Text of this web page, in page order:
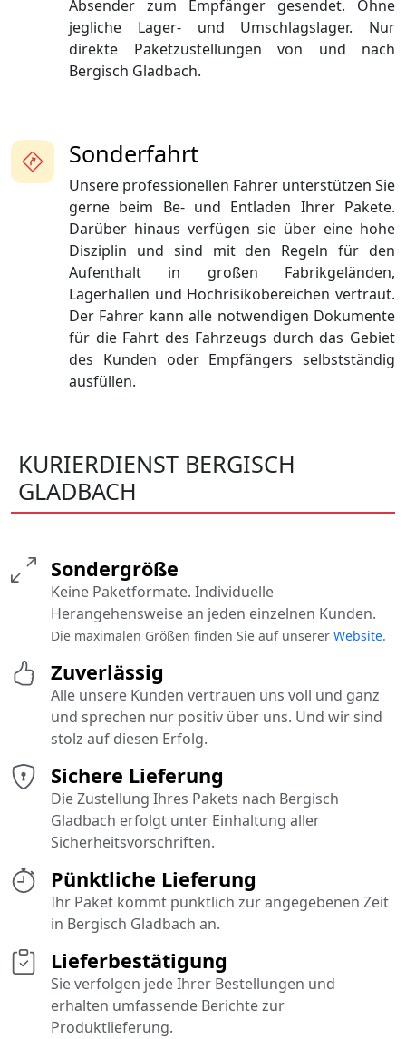
Sonderfahrt
Unsere professionellen Fahrer unterstützen Sie
gerne beim Be- und Entladen Ihrer Pakete.
Darüber hinaus verfügen sie über eine hohe
Disziplin und sind mit den Regeln für den
Aufenthalt in großen Fabrikgeländen,
Lagerhallen und Hochrisikobereichen vertraut.
Der Fahrer kann alle notwendigen Dokumente
für die Fahrt des Fahrzeugs durch das Gebiet
des Kunden oder Empfängers selbstständig
ausfüllen.
Absender zum Empfänger gesendet. Ohne
jegliche Lager- und Umschlagslager. Nur
direkte Paketzustellungen von und nach
Bergisch Gladbach.
KURIERDIENST BERGISCH
GLADBACH
Pünktliche Lieferung
Ihr Paket kommt pünktlich zur angegebenen Zeit
in Bergisch Gladbach an.
Sichere Lieferung
Die Zustellung Ihres Pakets nach Bergisch
Gladbach erfolgt unter Einhaltung aller
Sicherheitsvorschriften.
Sondergröße
Keine Paketformate. Individuelle
Herangehensweise an jeden einzelnen Kunden.
Die maximalen Größen finden Sie auf unserer Website.
Lieferbestätigung
Sie verfolgen jede Ihrer Bestellungen und
erhalten umfassende Berichte zur
Produktlieferung.
Zuverlässig
Alle unsere Kunden vertrauen uns voll und ganz
und sprechen nur positiv über uns. Und wir sind
stolz auf diesen Erfolg.